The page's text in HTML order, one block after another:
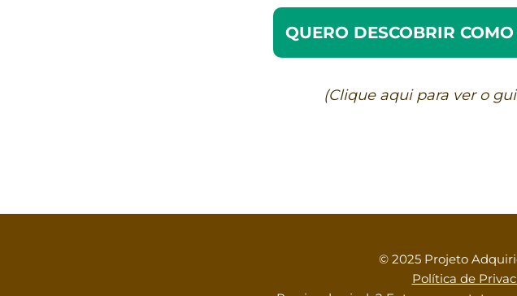
QUERO DESCOBRIR
(Clique aqui para ver o
© 2025 Projeto
Política de